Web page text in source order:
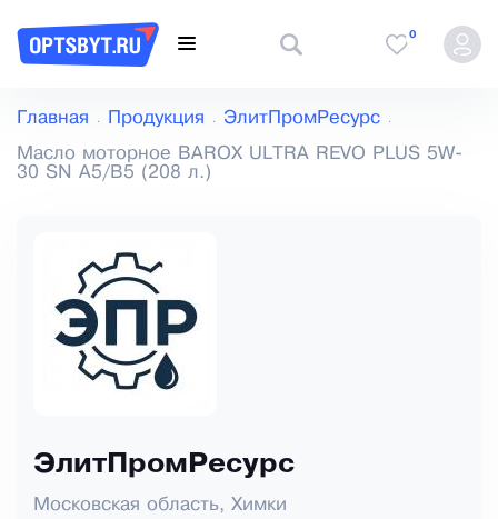
0
Главная Продукция ЭлитПромРесурс
Масло моторное BAROX ULTRA REVO PLUS 5W-
30 SN A5/B5 (208 л.)
ЭлитПромРесурс
Московская область, Химки